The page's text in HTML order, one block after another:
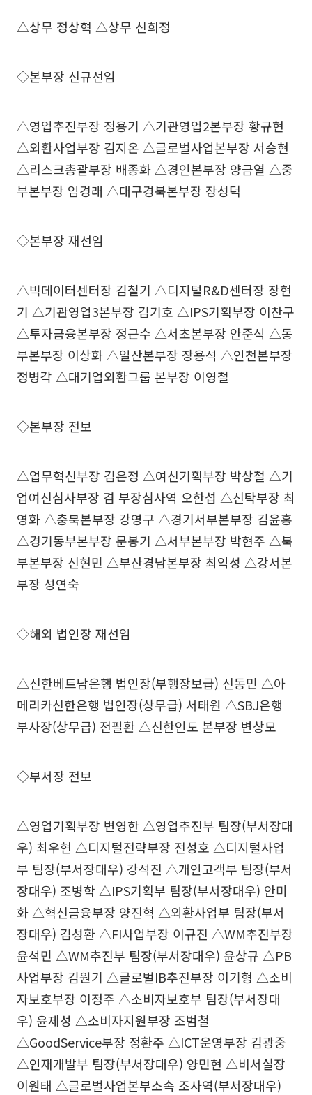
△상무 정상혁 △상무 신희정
◇본부장 신규선임
△영업추진부장 정용기 △기관영업2본부장 황규현
△외환사업부장 김지온 △글로벌사업본부장 서승현
△리스크총괄부장 배종화 △경인본부장 양금열 △중
부본부장 임경래 △대구경북본부장 장성덕
◇본부장 재선임
△빅데이터센터장 김철기 △디지털R&D센터장 장현
기 △기관영업3본부장 김기호 △IPS기획부장 이찬구
△투자금융본부장 정근수 △서초본부장 안준식 △동
부본부장 이상화 △일산본부장 장용석 △인천본부장
정병각 △대기업외환그룹 본부장 이영철
◇본부장 전보
△업무혁신부장 김은정 △여신기획부장 박상철 △기
업여신심사부장 겸 부장심사역 오한섭 △신탁부장 최
영화 △충북본부장 강영구 △경기서부본부장 김윤홍
△경기동부본부장 문봉기 △서부본부장 박현주 △북
부본부장 신현민 △부산경남본부장 최익성 △강서본
부장 성연숙
◇해외 법인장 재선임
△신한베트남은행 법인장(부행장보급) 신동민 △아
메리카신한은행 법인장(상무급) 서태원 △SBJ은행
부사장(상무급) 전필환 △신한인도 본부장 변상모
◇부서장 전보
△영업기획부장 변영한 △영업추진부 팀장(부서장대
우) 최우현 △디지털전략부장 전성호 △디지털사업
부 팀장(부서장대우) 강석진 △개인고객부 팀장(부서
장대우) 조병학 △IPS기획부 팀장(부서장대우) 안미
화 △혁신금융부장 양진혁 △외환사업부 팀장(부서
장대우) 김성환 △FI사업부장 이규진 △WM추진부장
윤석민 △WM추진부 팀장(부서장대우) 윤상규 △PB
사업부장 김원기 △글로벌IB추진부장 이기형 △소비
자보호부장 이정주 △소비자보호부 팀장(부서장대
우) 윤제성 △소비자지원부장 조범철
△GoodService부장 정환주 △ICT운영부장 김광중
△인재개발부 팀장(부서장대우) 양민현 △비서실장
이원태 △글로벌사업본부소속 조사역(부서장대우)